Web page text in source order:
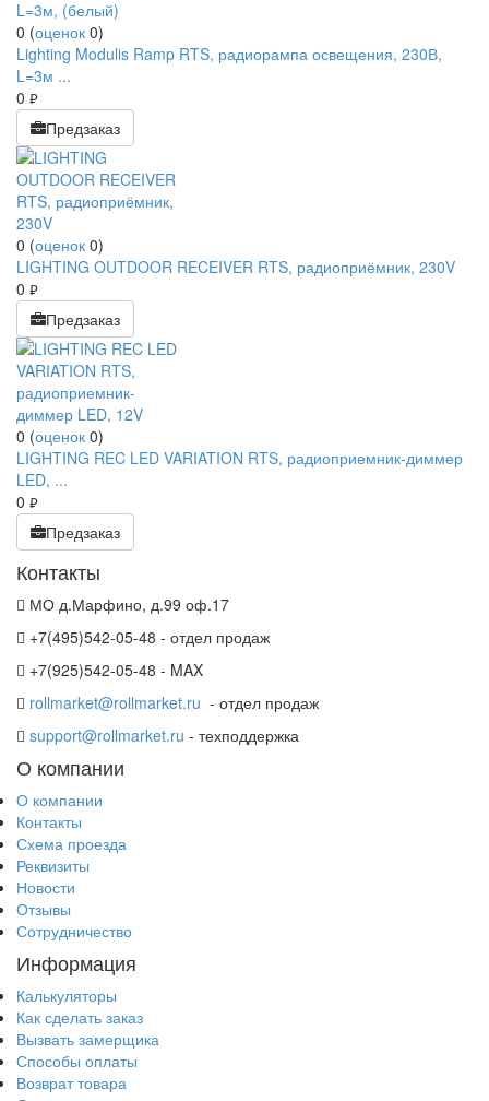
0 (оценок 0)
Lighting Modulis Ramp RTS, радиорампа освещения, 230В,
L=3м ...
0 руб.
Предзаказ
0 (оценок 0)
LIGHTING OUTDOOR RECEIVER RTS, радиоприёмник, 230V
0 руб.
Предзаказ
0 (оценок 0)
LIGHTING REC LED VARIATION RTS, радиоприемник-диммер
LED, ...
0 руб.
Предзаказ
Контакты
МО д.Марфино, д.99 оф.17
+7(495)542-05-48 - отдел продаж
+7(925)542-05-48 - MAX
rollmarket@rollmarket.ru - отдел продаж
support@rollmarket.ru - техподдержка
О компании
О компании
Контакты
Схема проезда
Реквизиты
Новости
Отзывы
Сотрудничество
Информация
Калькуляторы
Как сделать заказ
Вызвать замерщика
Способы оплаты
Возврат товара